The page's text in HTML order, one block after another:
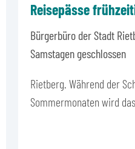
Reisepässe
Bürgerbüro der Stadt
Samstagen geschlossen
Rietberg. Während der
Sommermonaten wird